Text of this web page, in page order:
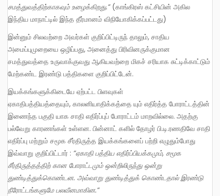
சமத்துவத்திற்காகவும் உழைக்கிறது.”(காங்கிரஸ் கட்சியின் அகில
இந்திய மாநாட்டில் இந்த தீர்மானம் விநியோகிக்கப்பட்டது)
இன்னும் சிலவற்றை அவர்கள் குறிப்பிட்டிருந் தாலும், சாதிய
அமைப்புமுறையை ஒழிப்பது, அனைத்து பிரிவினருக்குமான
சமத்துவத்தை உருவாக்குவது ஆகியவற்றை மிகச் சரியாக சுட்டிக்காட்டும்
மேற்கண்ட இரண்டு பத்திகளை குறிப்பிட்டேன்.
இயக்கங்களுக்கிடையே ஏற்பட்ட பிளவுகள்
ஏகாதிபத்தியத்தையும், காலனியாதிக்கத்தை யும் எதிர்த்த போராட்டத்தின்
இணைந்த பகுதி யாக சாதி எதிர்ப்புப் போராட்டம் மாறவில்லை. அதற்கு
பல்வேறு காரணங்கள் உள்ளன. பின்னாட் களில் தோழர் பி.டி.ரணதிவே சாதி
எதிர்ப்பு மற்றும் சமூக சீர்திருத்த இயக்கங்களைப் பற்றி எழுதும்போது
இவ்வாறு குறிப்பிட்டார் : ”ஏகாதி பத்திய எதிர்ப்பியக்கமும், சமூக
சீர்திருத்தத்திற் கான போராட்டமும் ஒன்றிலிருந்து ஒன்று
துண்டித்துக்கொண்டன. அவ்வாறு துண்டித்துக் கொண்டதால் இரண்டு
நீரோட்டங்களுமே பலவீனமாகின.”